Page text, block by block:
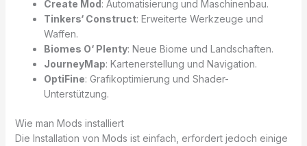
Create Mod: Automatisierung und Maschinenbau.
Tinkers‘ Construct: Erweiterte Werkzeuge und
Waffen.
Biomes O‘ Plenty: Neue Biome und Landschaften.
JourneyMap: Kartenerstellung und Navigation.
OptiFine: Grafikoptimierung und Shader-
Unterstützung.
Wie man Mods installiert
Die Installation von Mods ist einfach, erfordert jedoch einige